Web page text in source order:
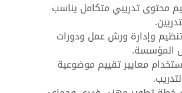
محتوى تدريبي متكامل يناسب
وإدارة ورش عمل ودورات
المؤسسة.
معايير تقييم موضوعية